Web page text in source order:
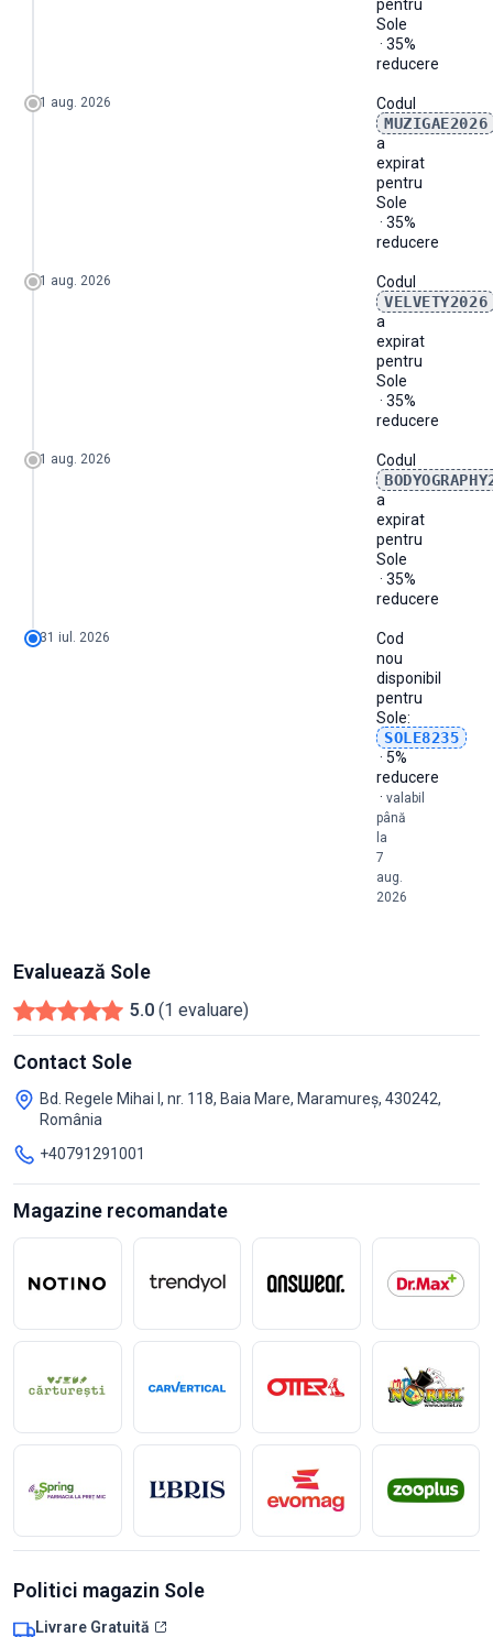
pentru
Sole
· 35%
reducere
1 aug. 2026
Codul
MUZIGAE2026
a
expirat
pentru
Sole
· 35%
reducere
1 aug. 2026
Codul
VELVETY2026
a
expirat
pentru
Sole
· 35%
reducere
1 aug. 2026
Codul
a
expirat
pentru
Sole
· 35%
reducere
31 iul. 2026
Cod
nou
disponibil
pentru
Sole:
SOLE8235
· 5%
reducere
· valabil
până
la
7
aug.
2026
Evaluează Sole
5.0 (1 evaluare)
Contact Sole
Bd. Regele Mihai I, nr. 118, Baia Mare, Maramureș, 430242,
România
+40791291001
Magazine recomandate
Politici magazin Sole
Livrare Gratuită